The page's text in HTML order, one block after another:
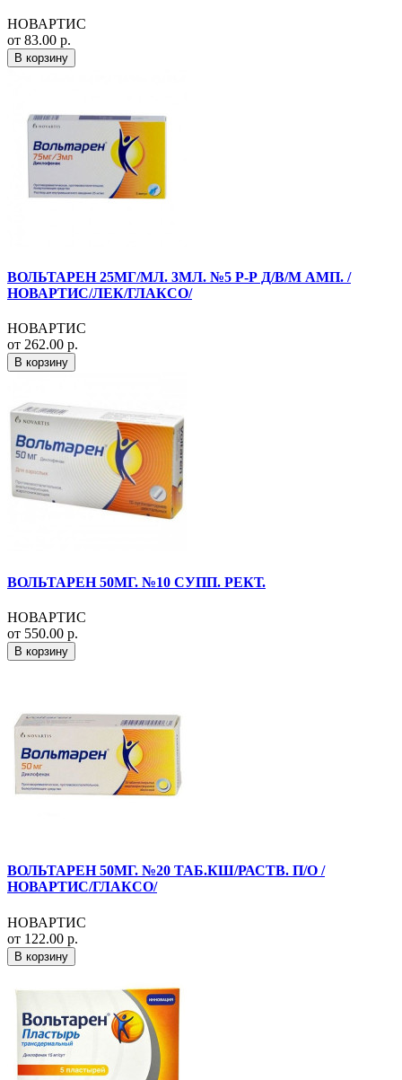
НОВАРТИС
от 83.00 р.
В корзину
ВОЛЬТАРЕН 25МГ/МЛ. 3МЛ. №5 Р-Р Д/В/М АМП. /
НОВАРТИС/ЛЕК/ГЛАКСО/
НОВАРТИС
от 262.00 р.
В корзину
ВОЛЬТАРЕН 50МГ. №10 СУПП. РЕКТ.
НОВАРТИС
от 550.00 р.
В корзину
ВОЛЬТАРЕН 50МГ. №20 ТАБ.КШ/РАСТВ. П/О /
НОВАРТИС/ГЛАКСО/
НОВАРТИС
от 122.00 р.
В корзину